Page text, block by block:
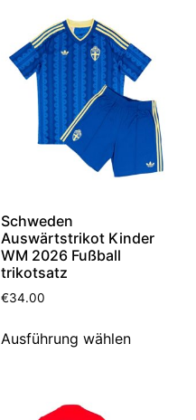
Schweden
Auswärtstrikot Kinder
WM 2026 Fußball
trikotsatz
€34.00
Ausführung wählen